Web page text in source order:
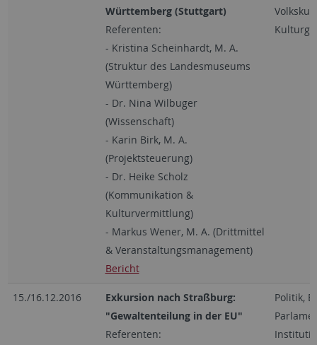
Württemberg (Stuttgart)
Referenten:
- Kristina Scheinhardt, M. A.
(Struktur des Landesmuseums
Württemberg)
- Dr. Nina Wilbuger
(Wissenschaft)
- Karin Birk, M. A.
(Projektsteuerung)
- Dr. Heike Scholz
(Kommunikation &
Kulturvermittlung)
- Markus Wener, M. A. (Drittmittel
& Veranstaltungsmanagement)
Bericht
15./16.12.2016
Exkursion nach Straßburg:
"Gewaltenteilung in der EU"
Referenten:
Politik,